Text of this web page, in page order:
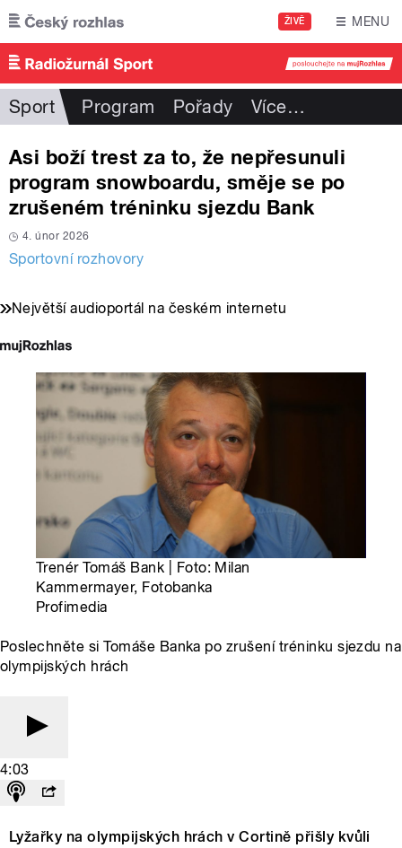
Přejít k hlavnímu obsahu
ŽIVĚ MENU
Sport Program Pořady Více…
Asi boží trest za to, že nepřesunuli
program snowboardu, směje se po
zrušeném tréninku sjezdu Bank
4. únor 2026
Sportovní rozhovory
Největší audioportál na českém internetu
Trenér Tomáš Bank | Foto: Milan
Kammermayer, Fotobanka
Profimedia
Poslechněte si Tomáše Banka po zrušení tréninku sjezdu na
olympijských hrách
4:03
Lyžařky na olympijských hrách v Cortině přišly kvůli